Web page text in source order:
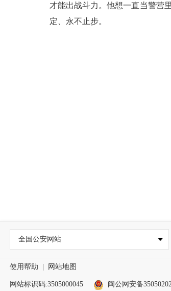
才能出战斗力。他想一直当警营
定、永不止步。
全国公安网站
使用帮助 网站地图
网站标识码:3505000045 闽公网安备